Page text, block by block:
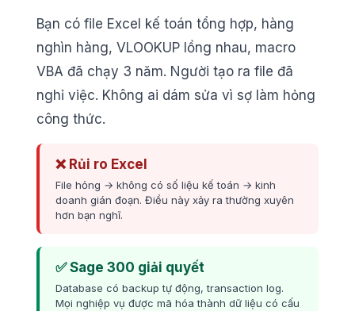
Bạn có file Excel kế toán tổng hợp, hàng
nghìn hàng, VLOOKUP lồng nhau, macro
VBA đã chạy 3 năm. Người tạo ra file đã
nghỉ việc. Không ai dám sửa vì sợ làm hỏng
công thức.
❌ Rủi ro Excel
File hỏng → không có số liệu kế toán → kinh
doanh gián đoạn. Điều này xảy ra thường xuyên
hơn bạn nghĩ.
✅ Sage 300 giải quyết
Database có backup tự động, transaction log.
Mọi nghiệp vụ được mã hóa thành dữ liệu có cấu